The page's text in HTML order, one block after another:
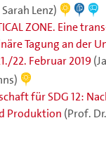
Lenz)
ZONE. Eine
Tagung an der
22. Februar 2019
für SDG 12:
Produktion (Prof.